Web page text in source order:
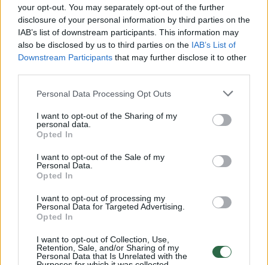
your opt-out. You may separately opt-out of the further
disclosure of your personal information by third parties on the
IAB’s list of downstream participants. This information may
also be disclosed by us to third parties on the IAB’s List of
Downstream Participants that may further disclose it to other
Personal Data Processing Opt Outs
I want to opt-out of the Sharing of my
personal data.
Opted In
I want to opt-out of the Sale of my
Personal Data.
Opted In
I want to opt-out of processing my
Personal Data for Targeted Advertising.
Opted In
I want to opt-out of Collection, Use,
Retention, Sale, and/or Sharing of my
Personal Data that Is Unrelated with the
Žiūrimiausi įrašai
00:00:49
Pateikė daugiau detalių apie iš tėvų paimtus šešis
vaikus: jiems kilusi grėsmė
Žinios | Lietuvos diena
Vaizdai iš tragiškos avarijos Vilniaus r.: dviejų moterų ir
Žinios | Lietuvos diena
00:00:59
Nufilmavo, kaip patvino Vilniaus Vakarinis aplinkkelis:
vaizdas pribloškia
Žinios | Lietuvos diena